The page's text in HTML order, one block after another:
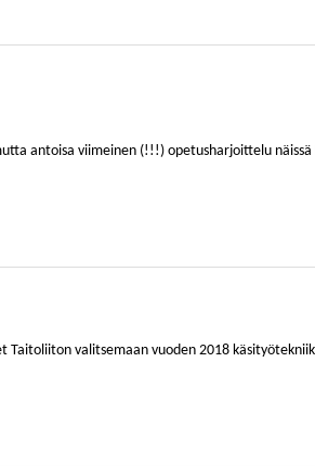
antoisa viimeinen (!!!) opetusharjoittelu
valitsemaan vuoden 2018